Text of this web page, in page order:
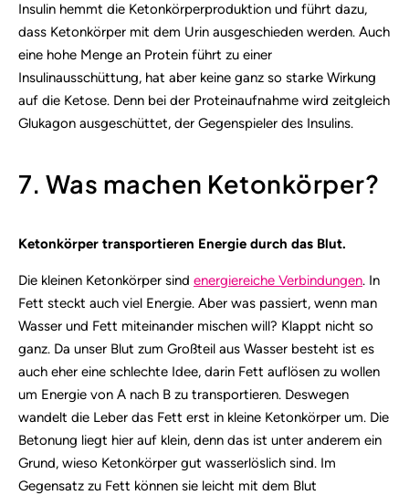
Insulin hemmt die Ketonkörperproduktion und führt dazu,
dass Ketonkörper mit dem Urin ausgeschieden werden. Auch
eine hohe Menge an Protein führt zu einer
Insulinausschüttung, hat aber keine ganz so starke Wirkung
auf die Ketose. Denn bei der Proteinaufnahme wird zeitgleich
Glukagon ausgeschüttet, der Gegenspieler des Insulins.
7. Was machen Ketonkörper?
Ketonkörper transportieren Energie durch das Blut.
Die kleinen Ketonkörper sind energiereiche Verbindungen. In
Fett steckt auch viel Energie. Aber was passiert, wenn man
Wasser und Fett miteinander mischen will? Klappt nicht so
ganz. Da unser Blut zum Großteil aus Wasser besteht ist es
auch eher eine schlechte Idee, darin Fett auflösen zu wollen
um Energie von A nach B zu transportieren. Deswegen
wandelt die Leber das Fett erst in kleine Ketonkörper um. Die
Betonung liegt hier auf klein, denn das ist unter anderem ein
Grund, wieso Ketonkörper gut wasserlöslich sind. Im
Gegensatz zu Fett können sie leicht mit dem Blut